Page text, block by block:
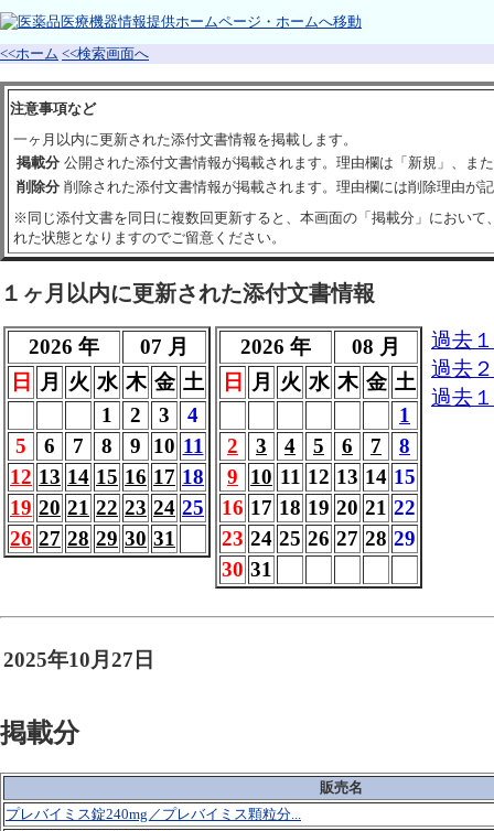
<<ホーム <<検索画面へ
注意事項など
一ヶ月以内に更新された添付文書情報を掲載します。
掲載分 公開された添付文書情報が掲載されます。理由欄は「新規」、ま
削除分 削除された添付文書情報が掲載されます。理由欄には削除理由が
※同じ添付文書を同日に複数回更新すると、本画面の「掲載分」におい
れた状態となりますのでご留意ください。
１ヶ月以内に更新された添付文書情報
2026 年
07 月
日
月 火 水 木 金 土
1
2 3
4
5
6 7 8 9 10 11
12 13 14 15 16 17 18
19 20 21 22 23 24 25
26 27 28 29 30 31
2026 年
08 月
日
月 火 水 木 金 土
1
2
3 4 5 6 7
8
9
10 11 12 13 14 15
16 17 18 19 20 21 22
23 24 25 26 27 28 29
30 31
過去
過去
過去
2025年10月27日
掲載分
販売名
プレバイミス錠240mg／プレバイミス顆粒分...